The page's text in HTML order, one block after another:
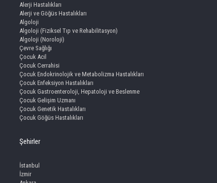
Alerji Hastalıkları
Alerji ve Göğüs Hastalıkları
Algoloji
Algoloji (Fiziksel Tıp ve Rehabilitasyon)
Algoloji (Noroloji)
Çevre Sağlığı
Çocuk Acil
Çocuk Cerrahisi
Çocuk Endokrinolojik ve Metabolizma Hastalıkları
Çocuk Enfeksiyon Hastalıkları
Çocuk Gastroenteroloji, Hepatoloji ve Beslenme
Çocuk Gelişim Uzmanı
Çocuk Genetik Hastalıkları
Çocuk Göğüs Hastalıkları
Şehirler
İstanbul
İzmir